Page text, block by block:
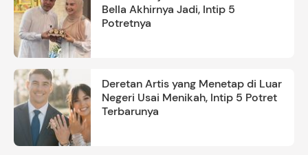
Bella Akhirnya Jadi, Intip 5
Potretnya
Deretan Artis yang Menetap di Luar
Negeri Usai Menikah, Intip 5 Potret
Terbarunya